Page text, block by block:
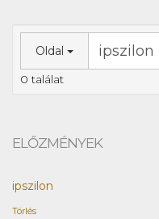
Oldal
0 találat
ELŐZMÉNYEK
ipszilon
Törlés